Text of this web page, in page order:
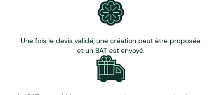
Une fois le devis validé, une création peut être proposée
et un BAT est envoyé.